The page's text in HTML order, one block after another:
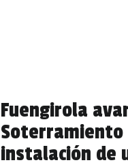
Fuengirola
Soterramiento
instalación de